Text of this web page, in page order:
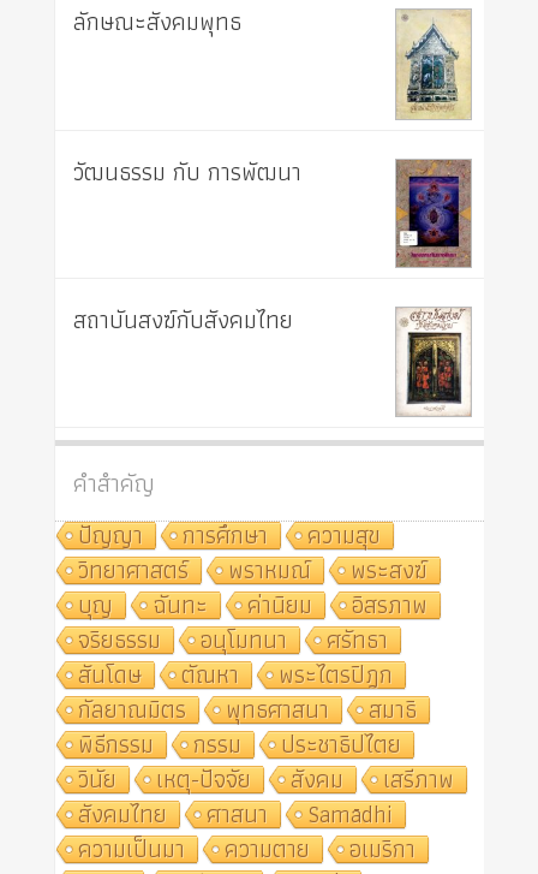
ลักษณะสังคมพุทธ
วัฒนธรรม กับ การพัฒนา
สถาบันสงฆ์กับสังคมไทย
คำสำคัญ
ปัญญา
การศึกษา
ความสุข
วิทยาศาสตร์
พราหมณ์
พระสงฆ์
บุญ
ฉันทะ ค่านิยม
อิสรภาพ
จริยธรรม
อนุโมทนา
ศรัทธา
สันโดษ
ตัณหา
พระไตรปิฎก
กัลยาณมิตร
พุทธศาสนา
สมาธิ
พิธีกรรม
กรรม
ประชาธิปไตย
วินัย
เหตุ-ปัจจัย สังคม
เสรีภาพ
สังคมไทย
ศาสนา
Samādhi
ความเป็นมา
ความตาย
อเมริกา